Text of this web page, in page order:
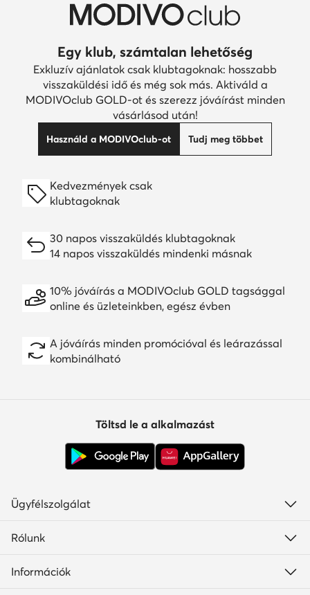
Egy klub, számtalan lehetőség
Exkluzív ajánlatok csak klubtagoknak: hosszabb
visszaküldési idő és még sok más. Aktiváld a
MODIVOclub GOLD-ot és szerezz jóváírást minden
vásárlásod után!
Használd a MODIVOclub-ot Tudj meg többet
Kedvezmények csak
klubtagoknak
30 napos visszaküldés klubtagoknak
14 napos visszaküldés mindenki másnak
10% jóváírás a MODIVOclub GOLD tagsággal
online és üzleteinkben, egész évben
A jóváírás minden promócióval és leárazással
kombinálható
Töltsd le a alkalmazást
Ügyfélszolgálat
Rólunk
Információk